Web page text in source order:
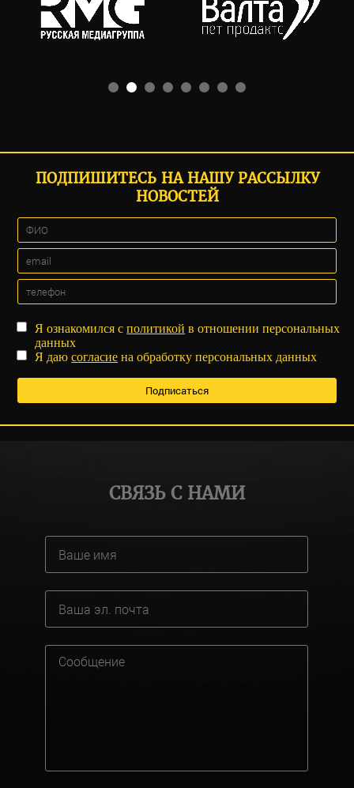
ПОДПИШИТЕСЬ НА НАШУ РАССЫЛКУ
НОВОСТЕЙ
Я ознакомился сполитикой в отношении персональных
данных
Я даюсогласие на обработку персональных данных
СВЯЗЬ С НАМИ